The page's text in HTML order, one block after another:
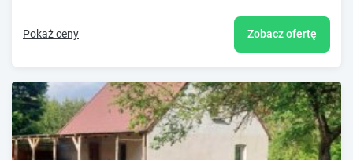
Pokaż ceny Zobacz ofertę